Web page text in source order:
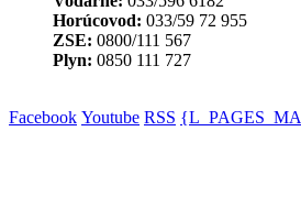
Horúcovod: 033/59 72 955
ZSE: 0800/111 567
Plyn: 0850 111 727
Facebook Youtube RSS